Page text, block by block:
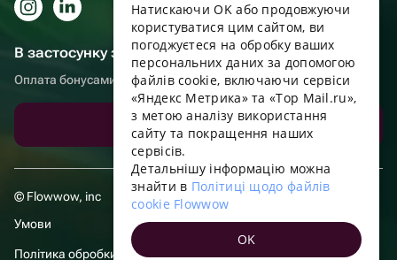
В застосунку зручніше!
Оплата бонусами, самовивіз, зручний чат підтримки
Завантажити додаток
© Flowwow, inc
Умови
Політика обробки даних
ENGLISH
UKRAINIAN
PORTUGUESE
SPANISH
HUNGARIAN
FRENCH
TURKISH
Натискаючи OK або продовжуючи
користуватися цим сайтом, ви
погоджуєтеся на обробку ваших
персональних даних за допомогою
файлів cookie, включаючи сервіси
«Яндекс Метрика» та «Top Mail.ru»,
з метою аналізу використання
сайту та покращення наших
сервісів.
Детальнішу інформацію можна
знайти в Політиці щодо файлів
cookie Flowwow
OK